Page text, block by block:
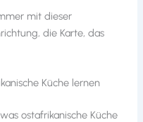
mit dieser
die Karte, das
Küche lernen
ostafrikanische Küche